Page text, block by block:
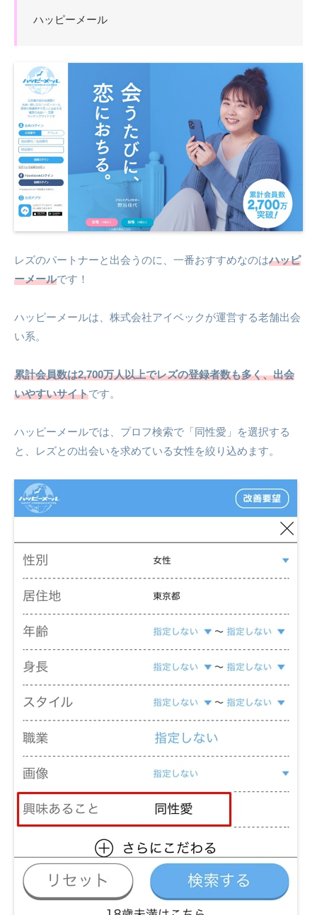
ハッピーメール
レズのパートナーと出会うのに、一番おすすめなのはハッピ
ーメールです！
ハッピーメールは、株式会社アイベックが運営する老舗出会
い系。
累計会員数は2,700万人以上でレズの登録者数も多く、出会
いやすいサイトです。
ハッピーメールでは、プロフ検索で「同性愛」を選択する
と、レズとの出会いを求めている女性を絞り込めます。